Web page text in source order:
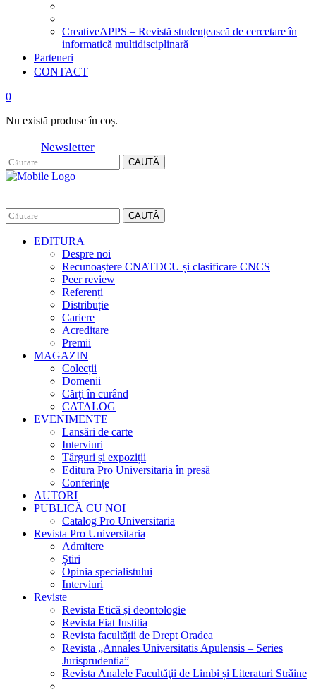
CreativeAPPS – Revistă studențească de cercetare în
informatică multidisciplinară
Parteneri
CONTACT
0
Nu există produse în coș.
Newsletter
CAUTĂ
CAUTĂ
EDITURA
Despre noi
Recunoaștere CNATDCU și clasificare CNCS
Peer review
Referenți
Distribuție
Cariere
Acreditare
Premii
MAGAZIN
Colecții
Domenii
Cărţi în curând
CATALOG
EVENIMENTE
Lansări de carte
Interviuri
Târguri și expoziții
Editura Pro Universitaria în presă
Conferințe
AUTORI
PUBLICĂ CU NOI
Catalog Pro Universitaria
Revista Pro Universitaria
Admitere
Știri
Opinia specialistului
Interviuri
Reviste
Revista Etică și deontologie
Revista Fiat Iustitia
Revista facultății de Drept Oradea
Revista „Annales Universitatis Apulensis – Series
Jurisprudentia”
Revista Analele Facultăţii de Limbi și Literaturi Străine